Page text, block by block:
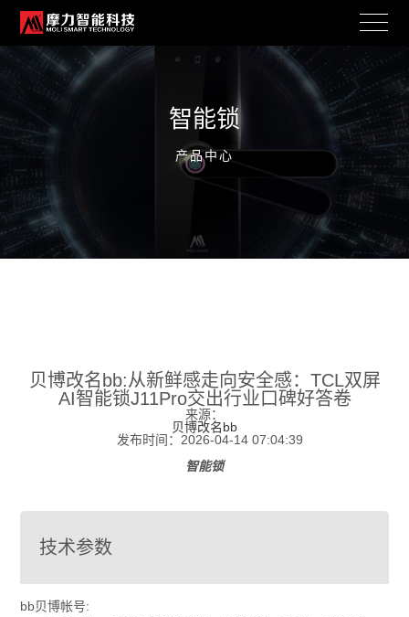
智能锁
产品中心
贝博改名bb:从新鲜感走向安全感：TCL双屏
AI智能锁J11Pro交出行业口碑好答卷
来源：
贝博改名bb
发布时间：2026-04-14 07:04:39
智能锁
技术参数
bb贝博帐号: